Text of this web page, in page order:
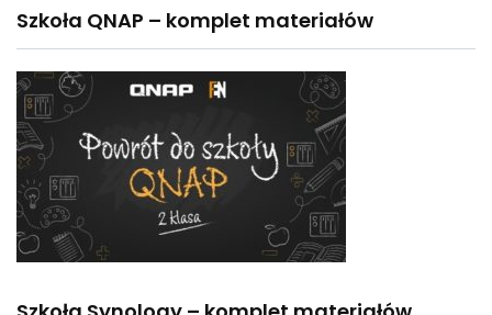
Szkoła QNAP – komplet materiałów